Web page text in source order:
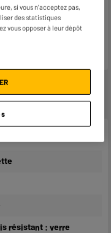
résistant : verre
si vous n'acceptez pas,
des statistiques
vous opposer à leur dépôt